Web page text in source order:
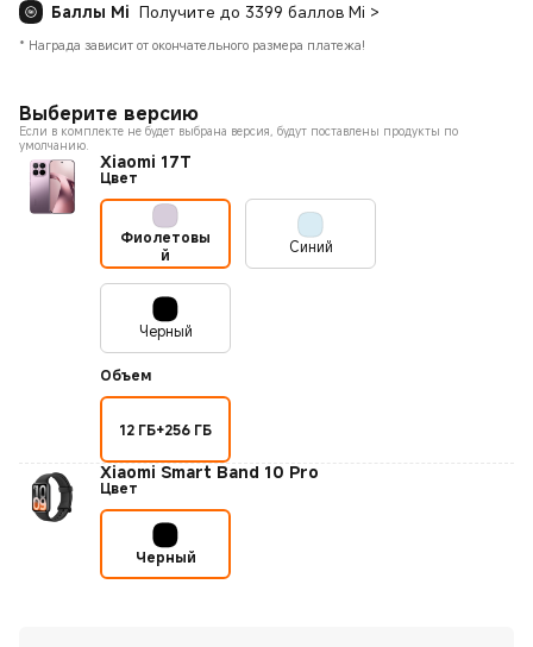
Баллы Mi Получите до 3399 баллов Mi >
* Награда зависит от окончательного размера платежа!
Выберите версию
Если в комплекте не будет выбрана версия, будут поставлены продукты по
умолчанию.
Xiaomi 17T
Цвет
Фиолетовы
й
Синий
Черный
Объем
12 ГБ+256 ГБ
Xiaomi Smart Band 10 Pro
Цвет
Черный